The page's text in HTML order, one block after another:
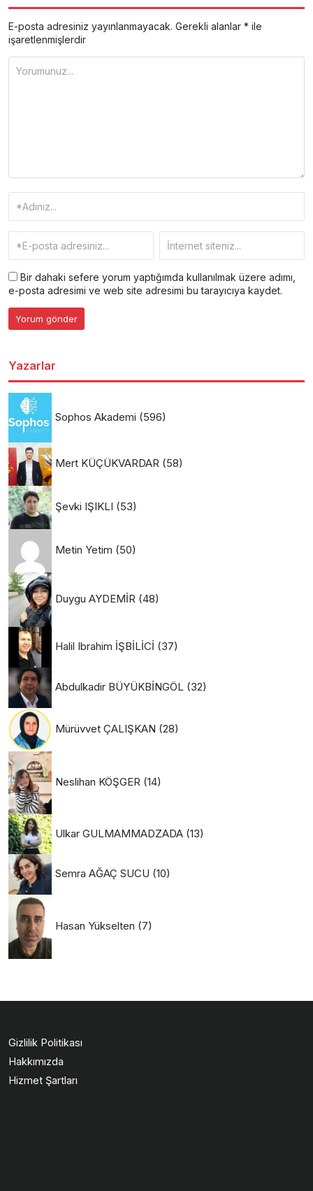
E-posta adresiniz yayınlanmayacak. Gerekli alanlar * ile
işaretlenmişlerdir
Bir dahaki sefere yorum yaptığımda kullanılmak üzere adımı,
e-posta adresimi ve web site adresimi bu tarayıcıya kaydet.
Yazarlar
Sophos Akademi (596)
Mert KÜÇÜKVARDAR (58)
Şevki IŞIKLI (53)
Metin Yetim (50)
Duygu AYDEMİR (48)
Halil Ibrahim İŞBİLİCİ (37)
Abdulkadir BÜYÜKBİNGÖL (32)
Mürüvvet ÇALIŞKAN (28)
Neslihan KÖŞGER (14)
Ulkar GULMAMMADZADA (13)
Semra AĞAÇ SUCU (10)
Hasan Yükselten (7)
Gizlilik Politikası
Hakkımızda
Hizmet Şartları